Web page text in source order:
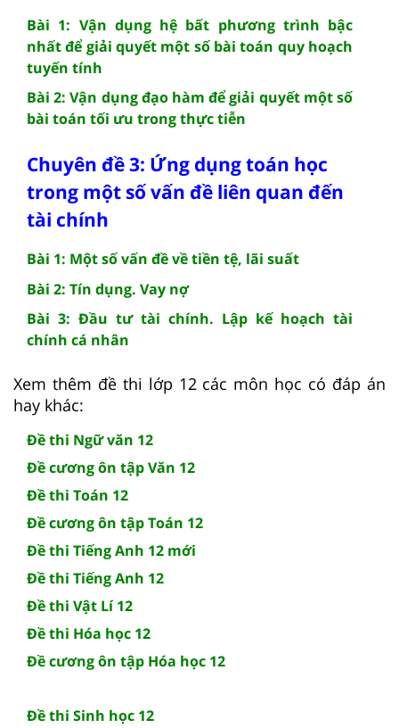
Bài 1: Vận dụng hệ bất phương trình bậc
nhất để giải quyết một số bài toán quy hoạch
tuyến tính
Bài 2: Vận dụng đạo hàm để giải quyết một số
bài toán tối ưu trong thực tiễn
Chuyên đề 3: Ứng dụng toán học
trong một số vấn đề liên quan đến
tài chính
Bài 1: Một số vấn đề về tiền tệ, lãi suất
Bài 2: Tín dụng. Vay nợ
Bài 3: Đầu tư tài chính. Lập kế hoạch tài
chính cá nhân
Xem thêm đề thi lớp 12 các môn học có đáp án
hay khác:
Đề thi Ngữ văn 12
Đề cương ôn tập Văn 12
Đề thi Toán 12
Đề cương ôn tập Toán 12
Đề thi Tiếng Anh 12 mới
Đề thi Tiếng Anh 12
Đề thi Vật Lí 12
Đề thi Hóa học 12
Đề cương ôn tập Hóa học 12
Đề thi Sinh học 12